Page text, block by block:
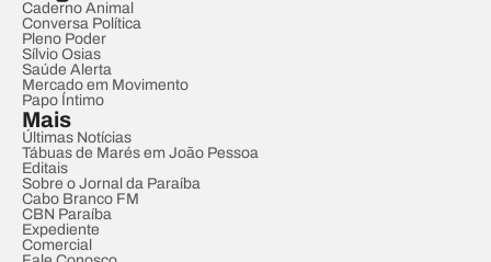
Caderno Animal
Conversa Política
Pleno Poder
Sílvio Osias
Saúde Alerta
Mercado em Movimento
Papo Íntimo
Mais
Últimas Notícias
Tábuas de Marés em João Pessoa
Editais
Sobre o Jornal da Paraíba
Cabo Branco FM
CBN Paraíba
Expediente
Comercial